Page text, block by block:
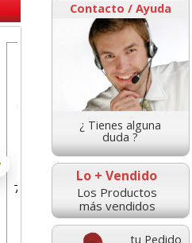
Contacto / Ayuda
¿ Tienes alguna
duda ?
Lo + Vendido
Los Productos
más vendidos
tu Pedido
Bloc notas adhesivas
76x76 100h Rosa chicle
neón fluor